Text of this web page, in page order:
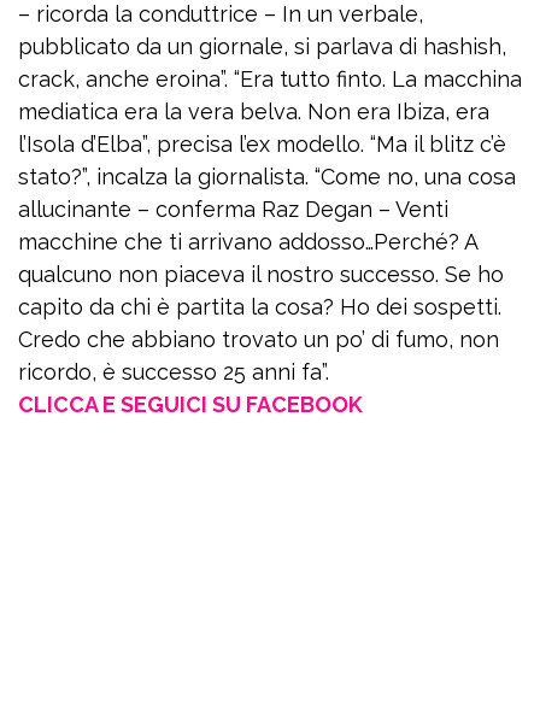
– ricorda la conduttrice – In un verbale,
pubblicato da un giornale, si parlava di hashish,
crack, anche eroina”. “Era tutto finto. La macchina
mediatica era la vera belva. Non era Ibiza, era
l’Isola d’Elba”, precisa l’ex modello. “Ma il blitz c’è
stato?”, incalza la giornalista. “Come no, una cosa
allucinante – conferma Raz Degan – Venti
macchine che ti arrivano addosso…Perché? A
qualcuno non piaceva il nostro successo. Se ho
capito da chi è partita la cosa? Ho dei sospetti.
Credo che abbiano trovato un po’ di fumo, non
ricordo, è successo 25 anni fa”.
CLICCA E SEGUICI SU FACEBOOK